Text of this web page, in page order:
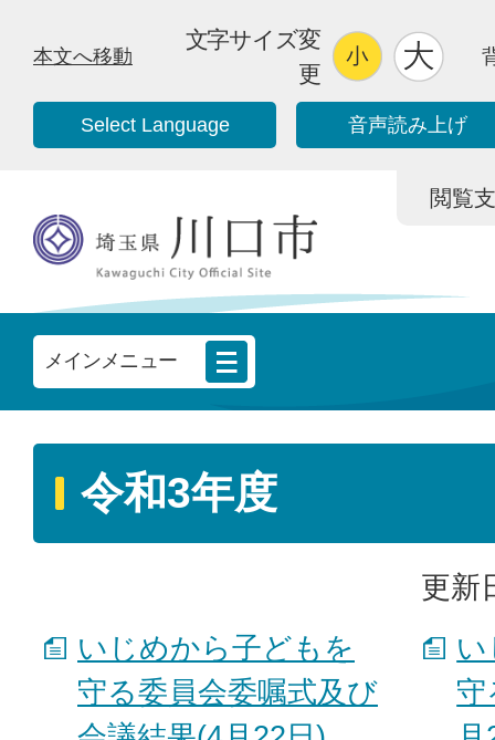
本文へ移動
文字サイズ変
更
Select Language 音声読み上げ
閲覧
メインメニュー
令和3年度
更新
いじめから子どもを
守る委員会委嘱式及び
守